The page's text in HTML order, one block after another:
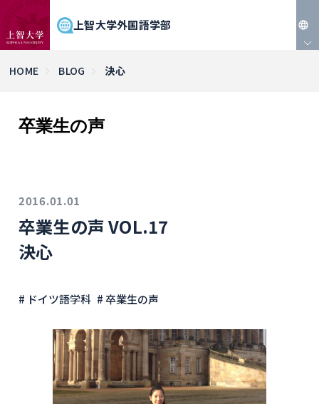
上智大学外国語学部
HOME BLOG 決心
卒業生の声
2016.01.01
卒業生の声 VOL.17
決心
# ドイツ語学科 # 卒業生の声